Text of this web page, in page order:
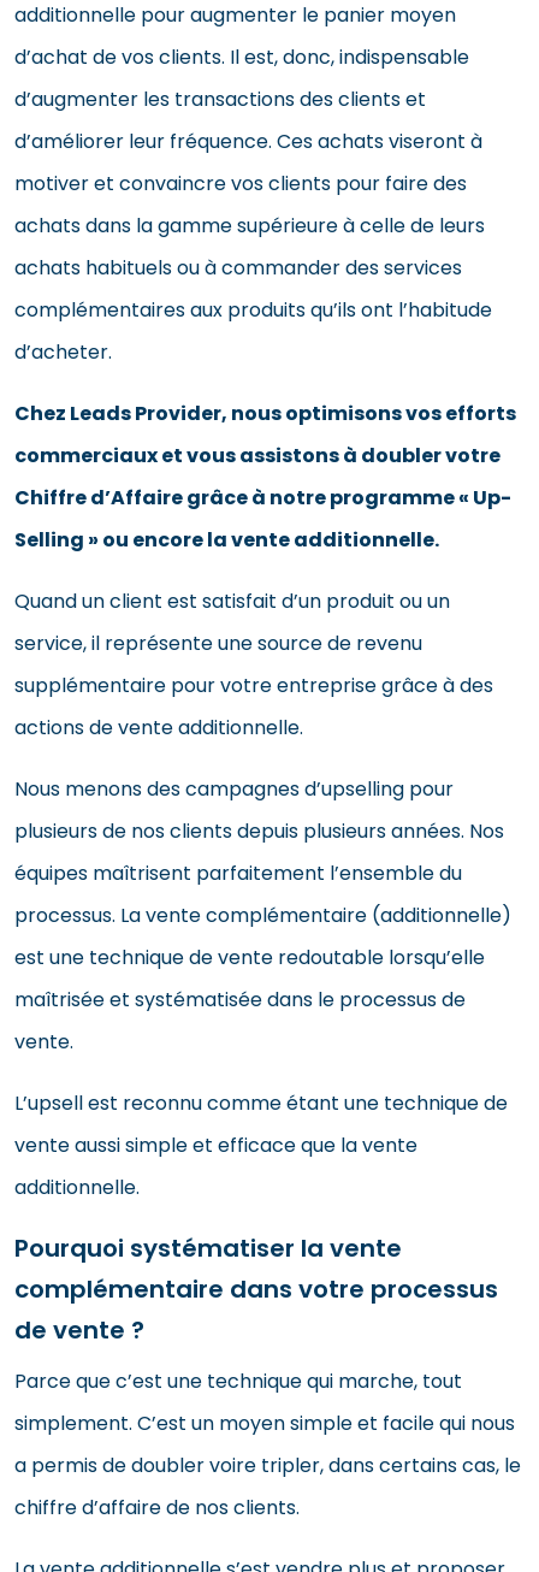
additionnelle pour augmenter le panier moyen
d’achat de vos clients. Il est, donc, indispensable
d’augmenter les transactions des clients et
d’améliorer leur fréquence. Ces achats viseront à
motiver et convaincre vos clients pour faire des
achats dans la gamme supérieure à celle de leurs
achats habituels ou à commander des services
complémentaires aux produits qu’ils ont l’habitude
d’acheter.
Chez Leads Provider, nous optimisons vos efforts
commerciaux et vous assistons à doubler votre
Chiffre d’Affaire grâce à notre programme « Up-
Selling » ou encore la vente additionnelle.
Quand un client est satisfait d’un produit ou un
service, il représente une source de revenu
supplémentaire pour votre entreprise grâce à des
actions de vente additionnelle.
Nous menons des campagnes d’upselling pour
plusieurs de nos clients depuis plusieurs années. Nos
équipes maîtrisent parfaitement l’ensemble du
processus. La vente complémentaire (additionnelle)
est une technique de vente redoutable lorsqu’elle
maîtrisée et systématisée dans le processus de
vente.
L’upsell est reconnu comme étant une technique de
vente aussi simple et efficace que la vente
additionnelle.
Pourquoi systématiser la vente
complémentaire dans votre processus
de vente ?
Parce que c’est une technique qui marche, tout
simplement. C’est un moyen simple et facile qui nous
a permis de doubler voire tripler, dans certains cas, le
chiffre d’affaire de nos clients.